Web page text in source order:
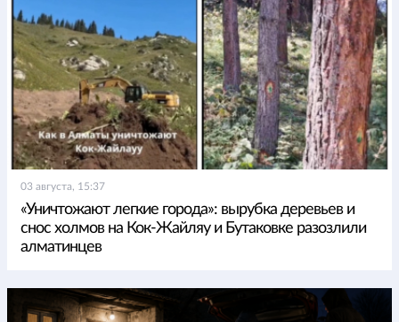
03 августа, 15:37
«Уничтожают легкие города»: вырубка деревьев и
снос холмов на Кок-Жайляу и Бутаковке разозлили
алматинцев